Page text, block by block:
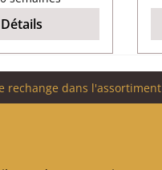
de foyer
Porte-
x 88 x 110
de sol devant
x 35 mm)
gauche
332 x 35 mm)
Détails
rechange dans l'assortiment